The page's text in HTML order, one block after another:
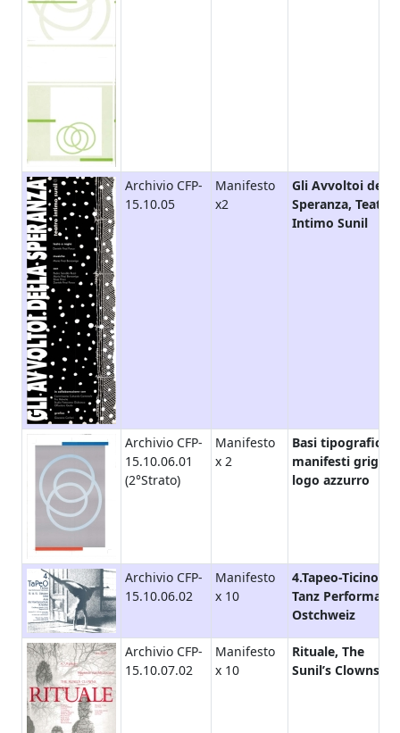
Archivio CFP-
15.10.05
Manifesto
x2
Gli Avvoltoi della
Speranza, Teatro
Intimo Sunil
Archivio CFP-
15.10.06.01
(2°Strato)
Manifesto
x 2
Basi tipografiche
manifesti grigi-
logo azzurro
Archivio CFP-
15.10.06.02
Manifesto
x 10
4.Tapeo-Ticino-
Tanz
Ostchweiz
Archivio CFP-
15.10.07.02
Manifesto
x 10
Rituale, The
Sunil’s Clowns